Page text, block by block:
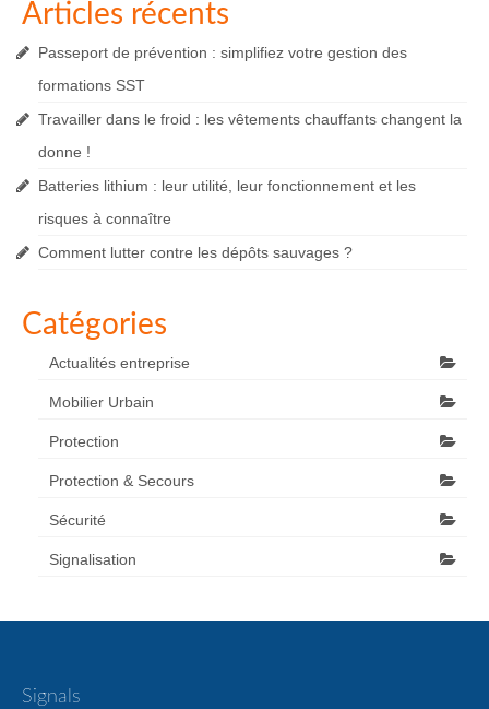
Articles récents
Passeport de prévention : simplifiez votre gestion des
formations SST
Travailler dans le froid : les vêtements chauffants changent la
donne !
Batteries lithium : leur utilité, leur fonctionnement et les
risques à connaître
Comment lutter contre les dépôts sauvages ?
Catégories
Actualités entreprise
Mobilier Urbain
Protection
Protection & Secours
Sécurité
Signalisation
Signals